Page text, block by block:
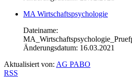
MA Wirtschaftspsychologie
Dateiname:
Änderungsdatum: 16.03.2021
Aktualisiert von: AG PABO
RSS